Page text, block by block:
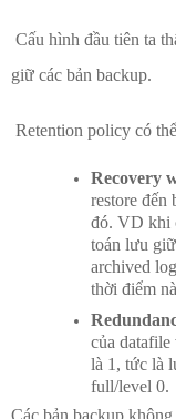
Cấu hình đầu tiên ta
giữ các bản backup.
Retention policy có
Recovery
restore đến
đó. VD khi
toán lưu
archived
thời điểm
của
là 1, tức là
full/level 0.
Các bản backup